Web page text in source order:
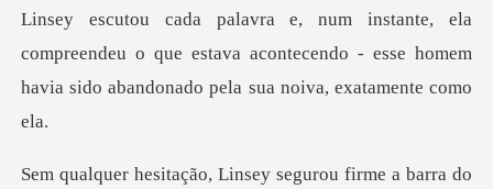
preendeu o que estava acontecendo - esse homem
havia
rou firme a barra do